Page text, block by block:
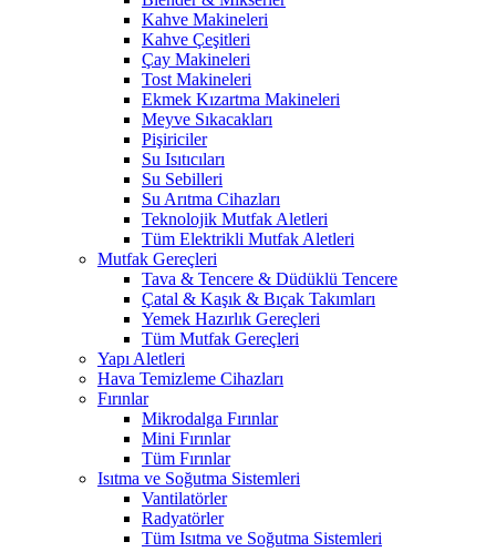
Kahve Makineleri
Kahve Çeşitleri
Çay Makineleri
Tost Makineleri
Ekmek Kızartma Makineleri
Meyve Sıkacakları
Pişiriciler
Su Isıtıcıları
Su Sebilleri
Su Arıtma Cihazları
Teknolojik Mutfak Aletleri
Tüm Elektrikli Mutfak Aletleri
Mutfak Gereçleri
Tava & Tencere & Düdüklü Tencere
Çatal & Kaşık & Bıçak Takımları
Yemek Hazırlık Gereçleri
Tüm Mutfak Gereçleri
Yapı Aletleri
Hava Temizleme Cihazları
Fırınlar
Mikrodalga Fırınlar
Mini Fırınlar
Tüm Fırınlar
Isıtma ve Soğutma Sistemleri
Vantilatörler
Radyatörler
Tüm Isıtma ve Soğutma Sistemleri